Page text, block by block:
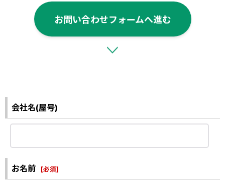
お問い合わせフォームへ進む
会社名(屋号)
お名前 [必須]